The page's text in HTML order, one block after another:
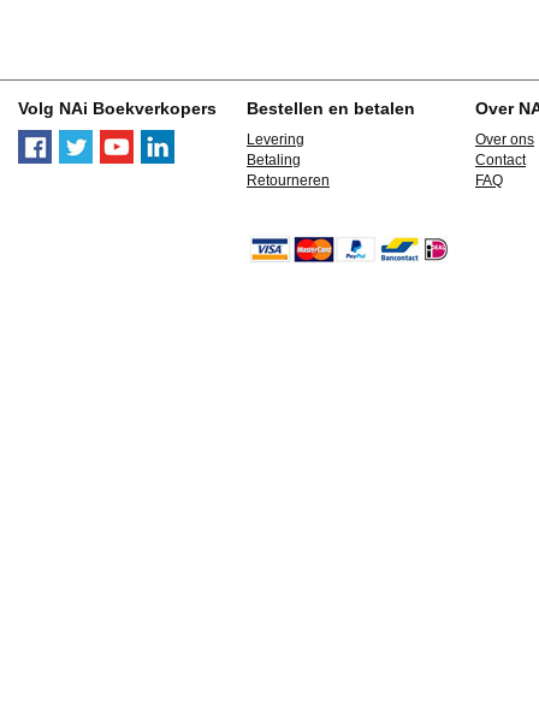
Volg NAi Boekverkopers Bestellen en betalen
Levering
Betaling
Retourneren
Over
Over ons
Contact
FAQ